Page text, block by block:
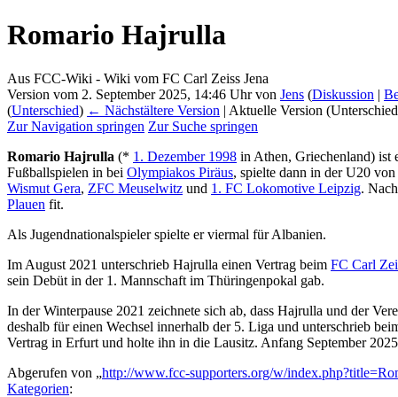
Romario Hajrulla
Aus FCC-Wiki - Wiki vom FC Carl Zeiss Jena
Version vom 2. September 2025, 14:46 Uhr von Jens (Diskussion |
(Unterschied) ← Nächstältere Version | Aktuelle Version
Zur Navigation springen Zur Suche springen
Romario Hajrulla (* 1. Dezember 1998 in Athen, Griechenland) ist
Fußballspielen in bei Olympiakos Piräus, spielte dann in der U20 von
Wismut Gera, ZFC Meuselwitz und 1. FC Lokomotive Leipzig.
Plauen fit.
Als Jugendnationalspieler spielte er viermal für Albanien.
Im August 2021 unterschrieb Hajrulla einen Vertrag beim FC Carl
sein Debüt in der 1. Mannschaft im Thüringenpokal gab.
In der Winterpause 2021 zeichnete sich ab, dass Hajrulla und der
deshalb für einen Wechsel innerhalb der 5. Liga und unterschrieb
Vertrag in Erfurt und holte ihn in die Lausitz. Anfang September
Abgerufen von „http://www.fcc-supporters.org/w/
Kategorien: